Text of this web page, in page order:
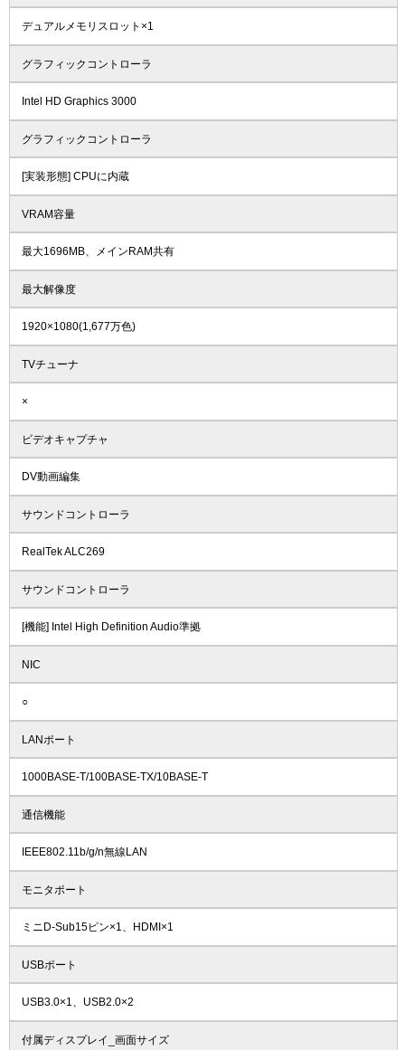
デュアルメモリスロット×1
グラフィックコントローラ
Intel HD Graphics 3000
グラフィックコントローラ
[実装形態] CPUに内蔵
VRAM容量
最大1696MB、メインRAM共有
最大解像度
1920×1080(1,677万色)
TVチューナ
×
ビデオキャプチャ
DV動画編集
サウンドコントローラ
RealTek ALC269
サウンドコントローラ
[機能] Intel High Definition Audio準拠
NIC
○
LANポート
1000BASE-T/100BASE-TX/10BASE-T
通信機能
IEEE802.11b/g/n無線LAN
モニタポート
ミニD-Sub15ピン×1、HDMI×1
USBポート
USB3.0×1、USB2.0×2
付属ディスプレイ_画面サイズ